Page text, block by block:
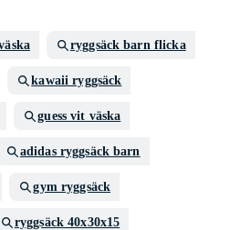
ryggsäck barn flicka
kawaii ryggsäck
guess vit väska
adidas ryggsäck barn
gym ryggsäck
ryggsäck 40x30x15